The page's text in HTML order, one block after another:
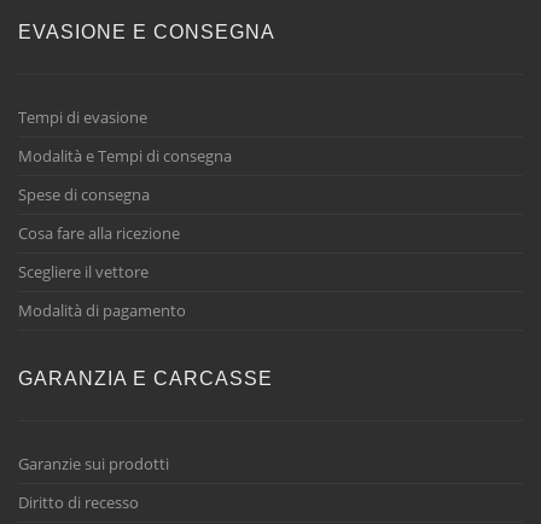
EVASIONE E CONSEGNA
Tempi di evasione
Modalità e Tempi di consegna
Spese di consegna
Cosa fare alla ricezione
Scegliere il vettore
Modalità di pagamento
GARANZIA E CARCASSE
Garanzie sui prodotti
Diritto di recesso